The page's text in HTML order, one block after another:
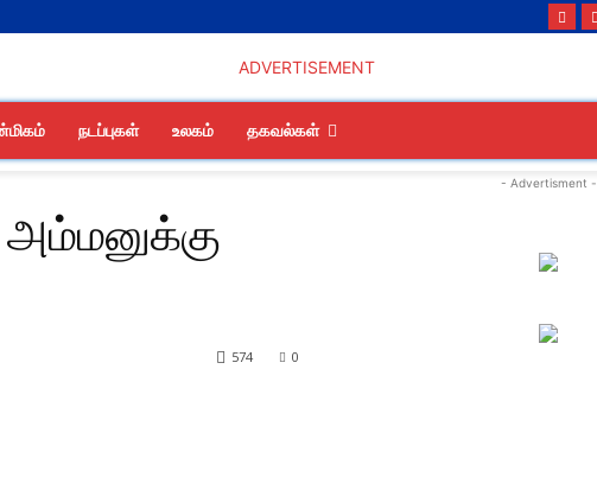
நடப்புகள் உலகம் தகவல்கள்
அம்மனுக்கு
0
574
- Advertisment -